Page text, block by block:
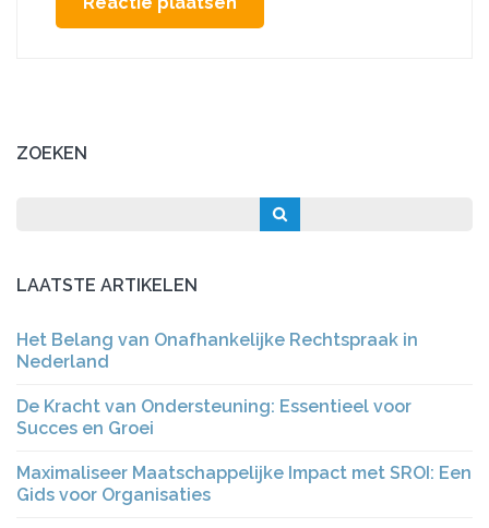
ZOEKEN
LAATSTE ARTIKELEN
Het Belang van Onafhankelijke Rechtspraak in
Nederland
De Kracht van Ondersteuning: Essentieel voor
Succes en Groei
Maximaliseer Maatschappelijke Impact met SROI: Een
Gids voor Organisaties